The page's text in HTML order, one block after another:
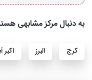
به دنبال مرکز مشابهی
کرج البرز اکبر